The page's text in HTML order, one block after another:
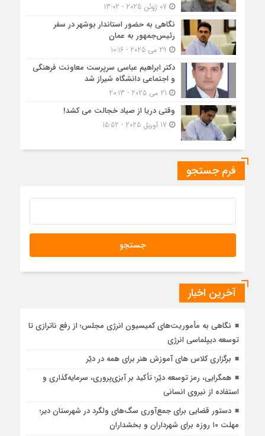
نگاهی به حضور استاندار بوشهر در سفر
رئیس‌جمهور به عمان
دکتر ابراهیم عباسی سرپرست معاونت فرهنگی
و اجتماعی دانشگاه شیراز شد
وقتی دریا از صیاد خجالت می کشد!
فرم جستجو
آخرین اخبار
نگاهی به مأموریت‌های کمیسیون انرژی مجلس؛ از رفع ناترازی تا
توسعه دیپلماسی انرژی
برگزاری کلاس های آموزش هنر برای همه در دیّر
همگرایی، رمز توسعه دیّر؛ تأکید بر آبزی‌پروری، سرمایه‌گذاری و
استفاده از نیروی انسانی
دستور قضایی برای جمع‌آوری سگ‌های ولگرد در شهرستان دیر؛
مهلت ۱۰ روزه برای شهرداران و بخشداران